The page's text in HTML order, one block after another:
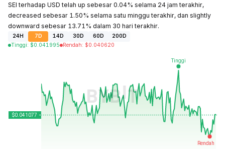
SEI terhadap USD telah up sebesar 0.04% selama 24 jam terakhir,
decreased sebesar 1.50% selama satu minggu terakhir, dan slightly
downward sebesar 13.71% dalam 30 hari terakhir.
24H 7D 14D 30D 60D
200D
Tinggi: $0.041995 Rendah: $0.040620